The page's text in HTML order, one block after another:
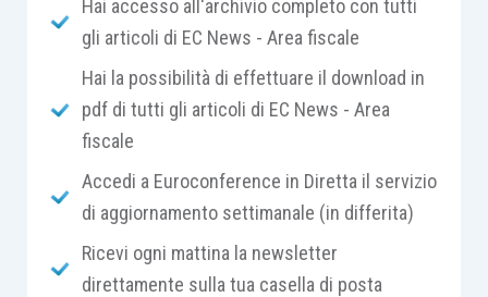
consapevolinella nostra vita.
Agricoltura “climate smart“, che significa
agricoltura virtuosa e intelligente, può essere
una soluzione a molti problemi.
L’agricoltura è sicuramente uno di quei settori in
cui l’allerta è maggiore perché quantità e qualità
delle produzioni e il reddito per chi ci lavora
Hai accesso all'archivio completo con tutti
gli articoli di EC News - Area fiscale
Hai la possibilità di effettuare il download in
pdf di tutti gli articoli di EC News - Area
fiscale
Accedi a Euroconference in Diretta il servizio
di aggiornamento settimanale (in differita)
Ricevi ogni mattina la newsletter
direttamente sulla tua casella di posta